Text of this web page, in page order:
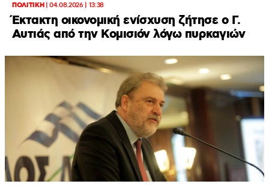
ΠΟΛΙΤΙΚΗ|04.08.2026 | 13:38
Έκτακτη οικονομική ενίσχυση ζήτησε ο Γ.
Αυτιάς από την Κομισιόν λόγω πυρκαγιών